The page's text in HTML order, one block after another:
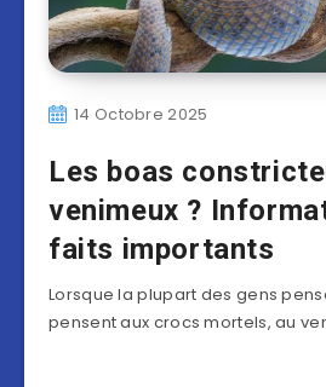
14 Octobre 2025
Les boas
venimeux ?
faits importants
Lorsque la plupart des gens
pensent aux crocs mortels, au